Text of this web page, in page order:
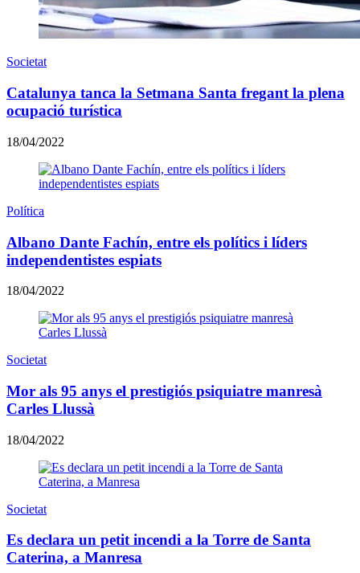
Societat
Catalunya tanca la Setmana Santa fregant la plena
ocupació turística
18/04/2022
Política
Albano Dante Fachín, entre els polítics i líders
independentistes espiats
18/04/2022
Societat
Mor als 95 anys el prestigiós psiquiatre manresà
Carles Llussà
18/04/2022
Societat
Es declara un petit incendi a la Torre de Santa
Caterina, a Manresa